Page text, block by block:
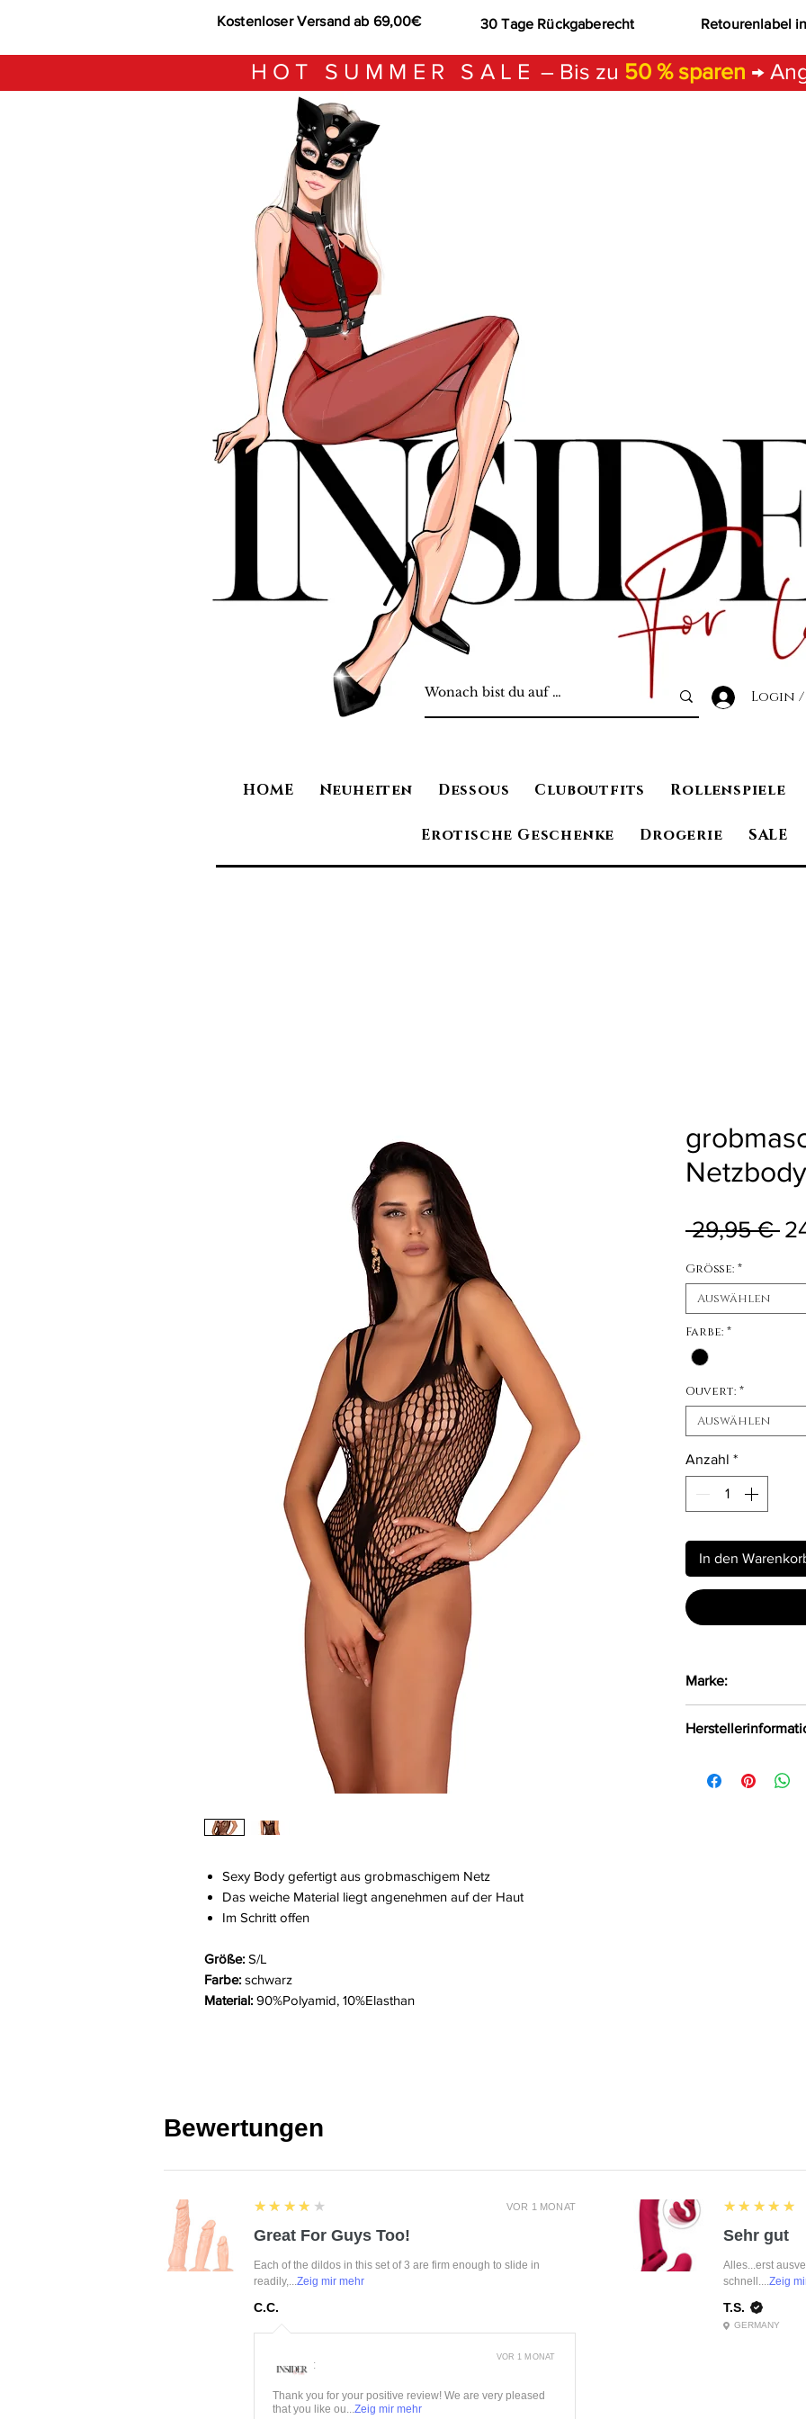
Kostenloser Versand ab 69,00€ 30 Tage Rückgaberecht Retourenlabel
HOT SUMMER SALE – Bis zu 50 % sparen →
Login /
HOME Neuheiten Dessous Cluboutfits Rollenspiele
Erotische Geschenke Drogerie SALE
Sexy Body gefertigt aus grobmaschigem Netz
Das weiche Material liegt angenehmen auf der Haut
Im Schritt offen
Größe: S/L
Farbe: schwarz
Material: 90%Polyamid, 10%Elasthan
Netzbody
29,95 €
Größe: *
Auswählen
Farbe: *
Ouvert: *
Auswählen
Anzahl *
In den
Marke:
Polen, 75-847
Bewertungen
VOR 1 MONAT
4
★★★★★
Great For Guys Too!
Each of the dildos in this set of 3 are firm enough to slide in
readily,...Zeig mir mehr
C.C.
:
Thank you for your positive review! We are very pleased
that you like ou...Zeig mir mehr
VOR 1 MONAT
5
★★★★★
Sehr gut
Alles...erst
schnell....Zeig
T.S.
GERMANY